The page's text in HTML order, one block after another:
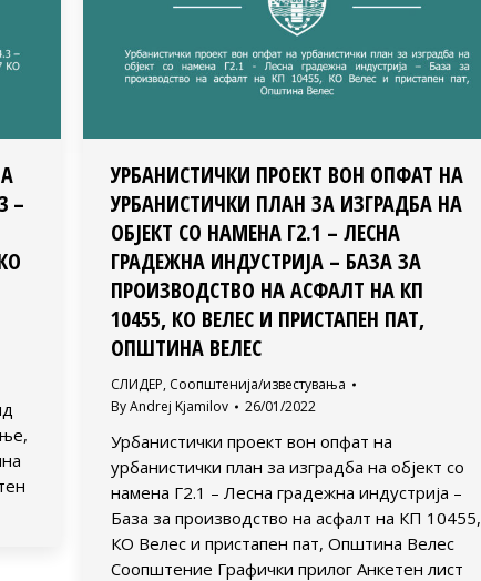
–
УРБАНИСТИЧКИ ПРОЕКТ ВОН ОПФАТ НА
УРБАНИСТИЧКИ ПЛАН ЗА ИЗГРАДБА НА
ОБЈЕКТ СО НАМЕНА Г2.1 – ЛЕСНА
ГРАДЕЖНА ИНДУСТРИЈА – БАЗА ЗА
ПРОИЗВОДСТВО НА AСФАЛТ НА КП
10455, КО ВЕЛЕС И ПРИСТАПЕН ПАТ,
ОПШТИНА ВЕЛЕС
СЛИДЕР, Соопштенија/известувања
ByAndrej Kjamilov 26/01/2022
Урбанистички проект вон опфат на
урбанистички план за изградба на објект со
намена Г2.1 – Лесна градежна индустрија –
База за производство на aсфалт на КП 10455,
КО Велес и пристапен пат, Општина Велес
Соопштение Графички прилог Анкетен лист